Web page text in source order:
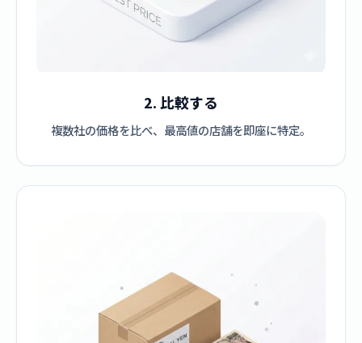
2. 比較する
複数社の価格を比べ、最高値の店舗を即座に特定。